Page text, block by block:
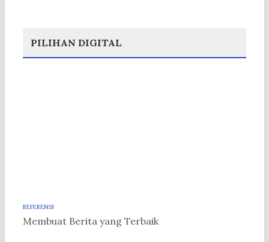
PILIHAN DIGITAL
REFERENSI
Membuat Berita yang Terbaik